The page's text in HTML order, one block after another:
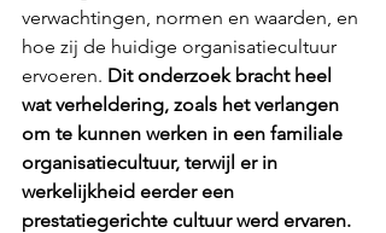
verwachtingen, normen en waarden, en
hoe zij de huidige organisatiecultuur
ervoeren. Dit onderzoek bracht heel
wat verheldering, zoals het verlangen
om te kunnen werken in een familiale
organisatiecultuur, terwijl er in
werkelijkheid eerder een
prestatiegerichte cultuur werd ervaren.